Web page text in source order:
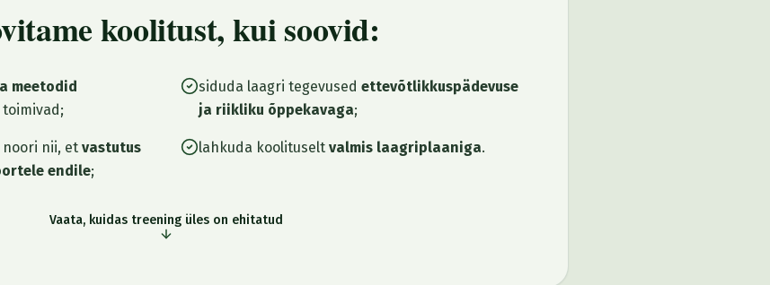
koolitust, kui soovid:
meetodid
siduda laagri tegevused ettevõtlikkuspädevuse
ja riikliku õppekavaga;
nii, et vastutus
endile;
lahkuda koolituselt valmis laagriplaaniga.
Vaata, kuidas treening üles on ehitatud